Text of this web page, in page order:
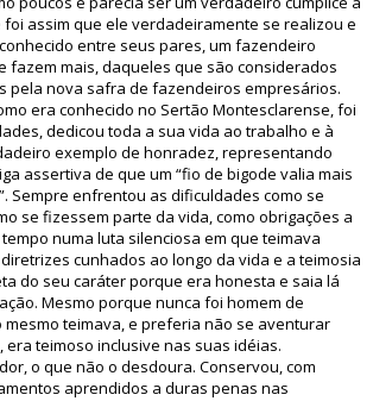
foi assim que ele verdadeiramente se realizou e
entre seus pares, um fazendeiro
fazem mais, daqueles que são considerados
pela nova safra de fazendeiros empresários.
era conhecido no Sertão Montesclarense, foi
dedicou toda a sua vida ao trabalho e à
exemplo de honradez, representando
assertiva de que um “fio de bigode valia mais
Sempre enfrentou as dificuldades como se
se fizessem parte da vida, como obrigações a
numa luta silenciosa em que teimava
cunhados ao longo da vida e a teimosia
do seu caráter porque era honesta e saia lá
Mesmo porque nunca foi homem de
teimava, e preferia não se aventurar
era teimoso inclusive nas suas idéias.
o que não o desdoura. Conservou, com
aprendidos a duras penas nas